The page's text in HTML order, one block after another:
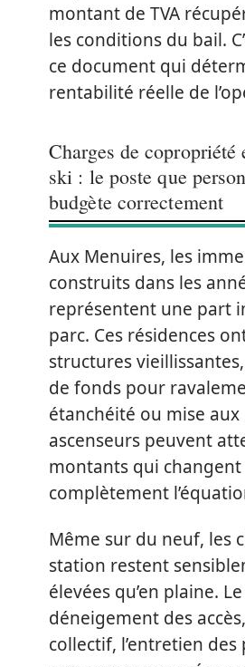
montant de TVA
les conditions du bail.
ce document qui
rentabilité réelle de
Charges de copropriété
ski : le poste que
budgète correctement
Aux Menuires, les
construits dans les
représentent une part
parc. Ces résidences
structures
de fonds pour
étanchéité ou mise
ascenseurs peuvent
montants qui changent
complètement
Même sur du neuf, les
station restent
élevées qu’en plaine. Le
déneigement des
collectif, l’entretien des